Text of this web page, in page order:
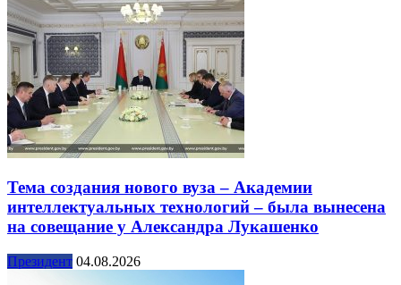
Тема создания нового вуза – Академии
интеллектуальных технологий – была вынесена
на совещание у Александра Лукашенко
Президент 04.08.2026